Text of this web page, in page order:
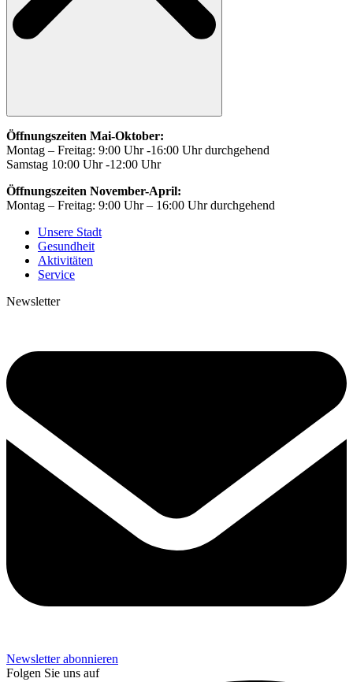
Öffnungszeiten Mai-Oktober:
Montag – Freitag: 9:00 Uhr -16:00 Uhr durchgehend
Samstag 10:00 Uhr -12:00 Uhr
Öffnungszeiten November-April:
Montag – Freitag: 9:00 Uhr – 16:00 Uhr durchgehend
Unsere Stadt
Gesundheit
Aktivitäten
Service
Newsletter
Newsletter abonnieren
Folgen Sie uns auf